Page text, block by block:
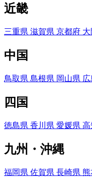
近畿
三重県 滋賀県 京都府
中国
鳥取県 島根県 岡山県
四国
徳島県 香川県 愛媛県 高
九州・沖縄
福岡県 佐賀県 長崎県 熊